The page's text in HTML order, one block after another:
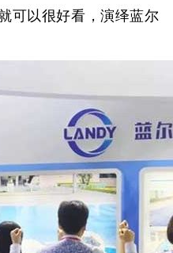
可以很好看，演绎蓝尔